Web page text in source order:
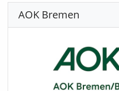
AOK Bremen